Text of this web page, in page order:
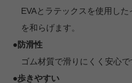
EVAとラテックスを使用し
を和らげます。
●防滑性
ゴム材質で滑りにくく安心で
●歩きやすい